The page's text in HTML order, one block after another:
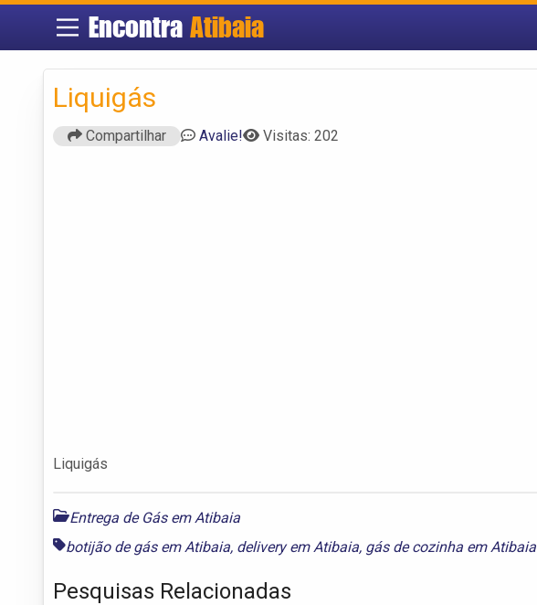
EncontraAtibaia
Liquigás
Compartilhar Avalie! Visitas: 202
Liquigás
Entrega de Gás em Atibaia
botijão de gás em Atibaia, delivery em Atibaia, gás de cozinha em Atibaia
Pesquisas Relacionadas